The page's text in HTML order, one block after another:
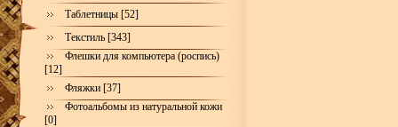
Таблетницы [52]
Текстиль [343]
Флешки для компьютера (роспись)
[12]
Фляжки [37]
Фотоальбомы из натуральной кожи
[0]